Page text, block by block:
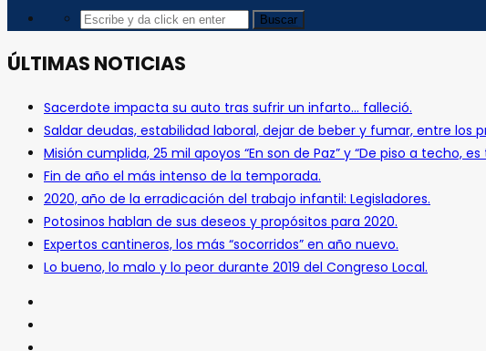
ÚLTIMAS NOTICIAS
Sacerdote impacta su auto tras sufrir un infarto… falleció.
Saldar deudas, estabilidad laboral, dejar de beber y fumar, entre los
Misión cumplida, 25 mil apoyos “En son de Paz” y “De piso a techo,
Fin de año el más intenso de la temporada.
2020, año de la erradicación del trabajo infantil: Legisladores.
Potosinos hablan de sus deseos y propósitos para 2020.
Expertos cantineros, los más “socorridos” en año nuevo.
Lo bueno, lo malo y lo peor durante 2019 del Congreso Local.